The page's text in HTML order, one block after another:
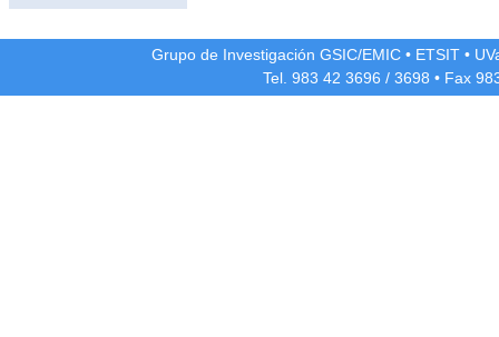
Grupo de Investigación GSIC/EMIC • ETSIT •
Tel. 983 42 3696 / 3698 • Fax